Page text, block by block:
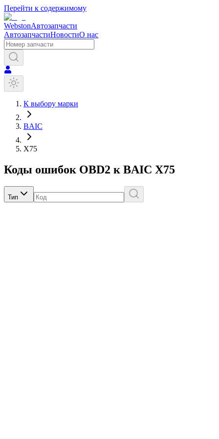
Перейти к содержимому
WebstonАвтозапчасти
АвтозапчастиНовостиО нас
К выбору марки
BAIC
X75
Коды ошибок OBD2 к BAIC X75
Тип